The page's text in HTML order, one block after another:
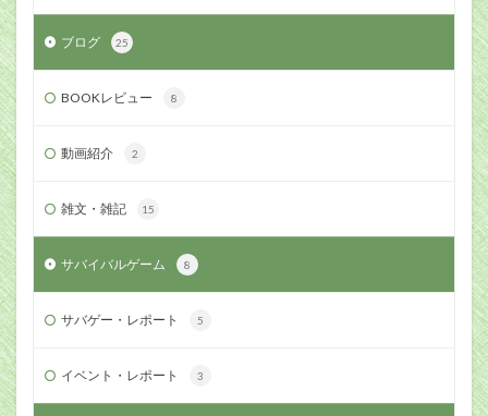
ブログ 25
BOOKレビュー 8
動画紹介 2
雑文・雑記 15
サバイバルゲーム 8
サバゲー・レポート 5
イベント・レポート 3